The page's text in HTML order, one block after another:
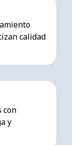
calidad
con
y